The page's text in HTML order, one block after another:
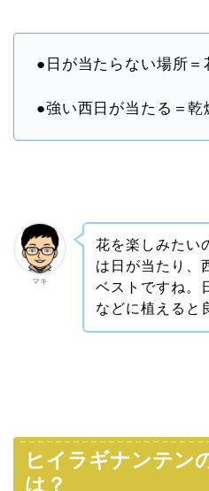
●日が当たらない場所＝
●強い西日が当たる＝乾
マキ
花を楽しみたい
は日が当たり、
ベストですね。
などに植えると
ヒイラギナンテン
は？